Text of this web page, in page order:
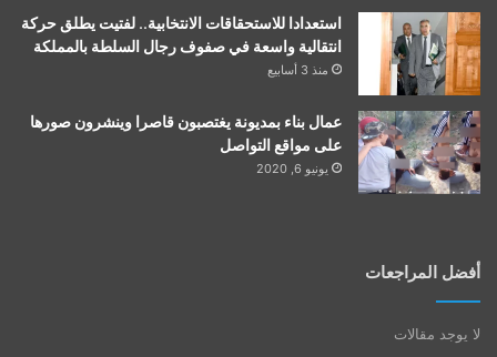
استعدادا للاستحقاقات الانتخابية.. لفتيت يطلق حركة
انتقالية واسعة في صفوف رجال السلطة بالمملكة
منذ 3 أسابيع
عمال بناء بمديونة يغتصبون قاصرا وينشرون صورها
على مواقع التواصل
يونيو 6, 2020
أفضل المراجعات
لا يوجد مقالات